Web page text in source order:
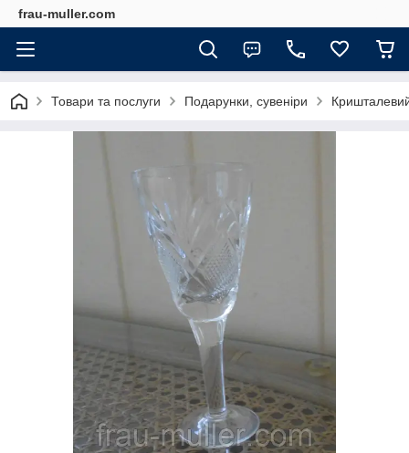
frau-muller.com
Товари та послуги Подарунки, сувеніри